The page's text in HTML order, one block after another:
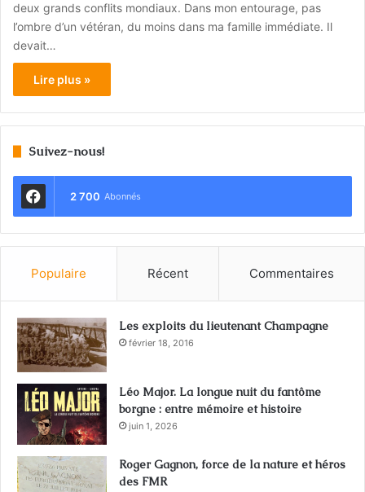
deux grands conflits mondiaux. Dans mon entourage, pas
l’ombre d’un vétéran, du moins dans ma famille immédiate. Il
devait…
Lire plus »
Suivez-nous!
2 700 Abonnés
Populaire Récent Commentaires
Les exploits du lieutenant Champagne
février 18, 2016
Léo Major. La longue nuit du fantôme
borgne : entre mémoire et histoire
juin 1, 2026
Roger Gagnon, force de la nature et héros
des FMR